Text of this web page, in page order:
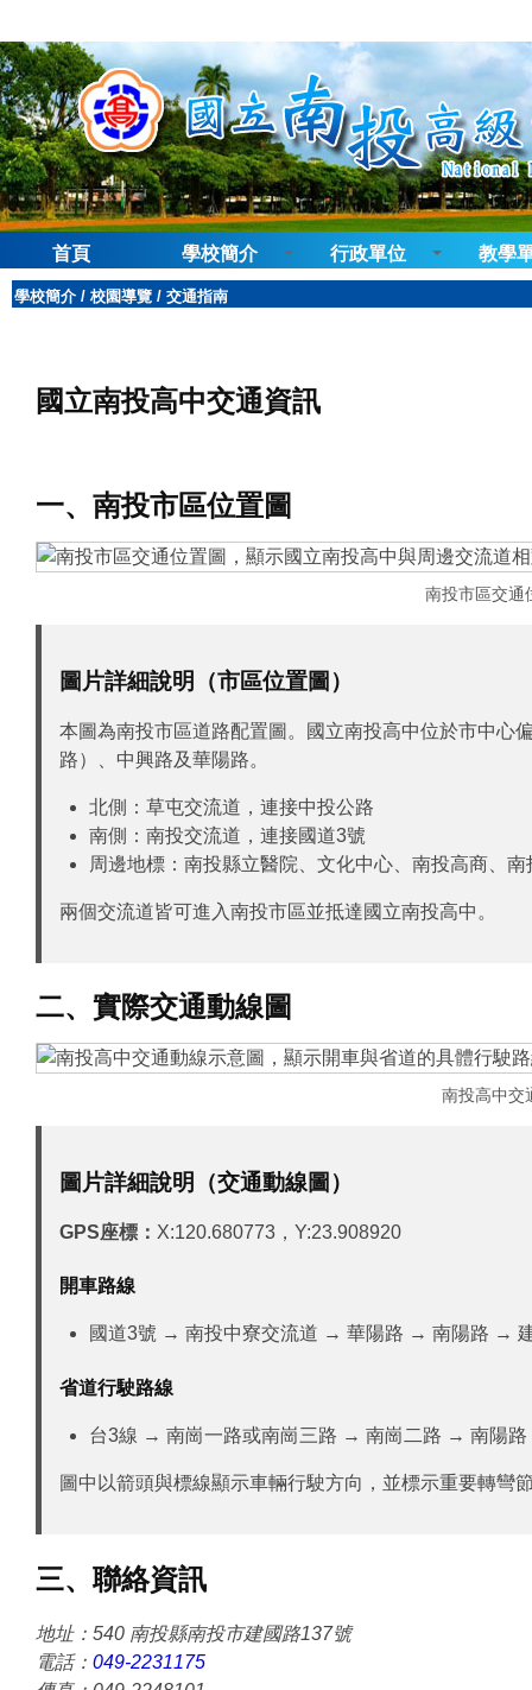
首頁 學校簡介 行政單位 教學
學校簡介 / 校園導覽 / 交通指南
到主要內容區
國立南投高中交通資訊
一、南投市區位置圖
南投市區交通
圖片詳細說明（市區位置圖）
本圖為南投市區道路配置圖。國立南投高中位於市中心
路）、中興路及華陽路。
北側：草屯交流道，連接中投公路
南側：南投交流道，連接國道3號
周邊地標：南投縣立醫院、文化中心、南投高商、南
兩個交流道皆可進入南投市區並抵達國立南投高中。
二、實際交通動線圖
南投高中交
圖片詳細說明（交通動線圖）
GPS座標： X:120.680773，Y:23.908920
開車路線
國道3號 → 南投中寮交流道 → 華陽路 → 南陽路 →
省道行駛路線
台3線 → 南崗一路或南崗三路 → 南崗二路 → 南陽
圖中以箭頭與標線顯示車輛行駛方向，並標示重要轉彎
三、聯絡資訊
地址：540 南投縣南投市建國路137號
電話： 049-2231175